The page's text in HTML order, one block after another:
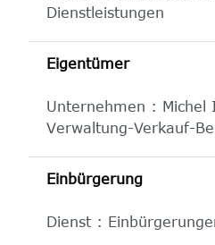
Dienstleistungen
Eigentümer
Unternehmen : Michel
Verwaltung-Verkauf-
Einbürgerung
Dienst :